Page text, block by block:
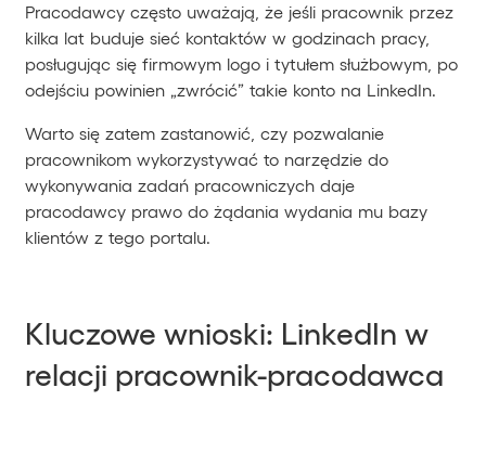
Pracodawcy często uważają, że jeśli pracownik przez
kilka lat buduje sieć kontaktów w godzinach pracy,
posługując się firmowym logo i tytułem służbowym, po
odejściu powinien „zwrócić” takie konto na LinkedIn.
Warto się zatem zastanowić, czy pozwalanie
pracownikom wykorzystywać to narzędzie do
wykonywania zadań pracowniczych daje
pracodawcy prawo do żądania wydania mu bazy
klientów z tego portalu.
Kluczowe wnioski: LinkedIn w
relacji pracownik-pracodawca